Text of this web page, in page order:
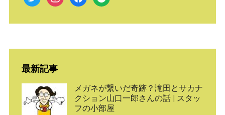
最新記事
メガネが繋いだ奇跡？滝田とサカナ
クション山口一郎さんの話 | スタッ
フの小部屋